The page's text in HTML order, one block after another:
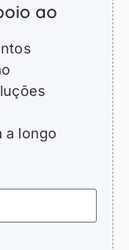
ao
a longo